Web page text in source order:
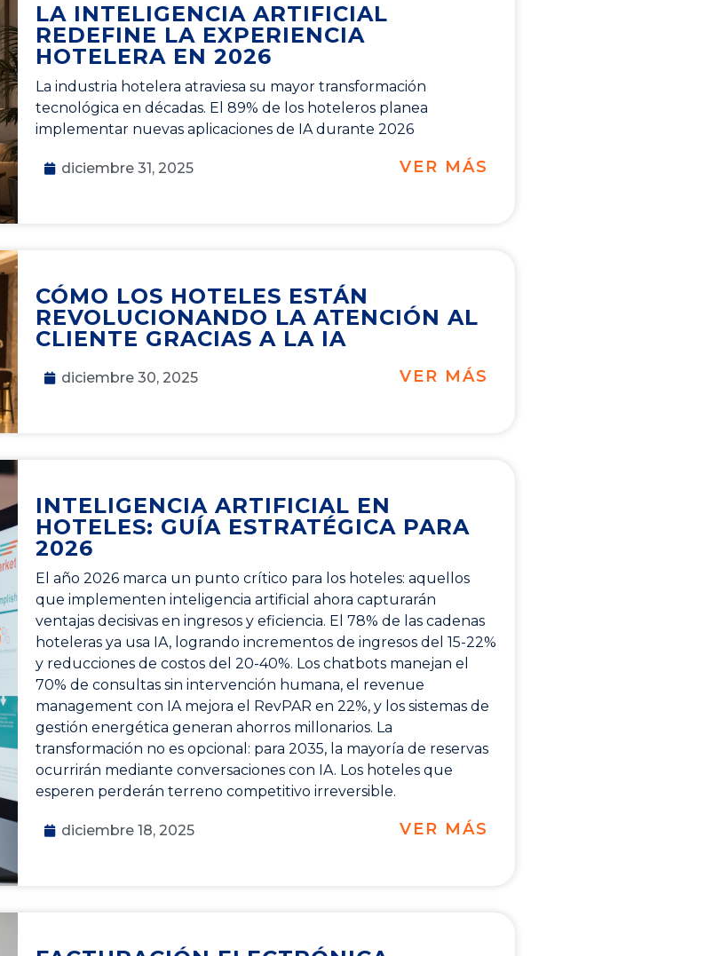
LA INTELIGENCIA ARTIFICIAL
REDEFINE LA EXPERIENCIA
HOTELERA EN 2026
La industria hotelera atraviesa su mayor transformación
tecnológica en décadas. El 89% de los hoteleros planea
implementar nuevas aplicaciones de IA durante 2026
diciembre 31, 2025 VER MÁS
CÓMO LOS HOTELES ESTÁN
REVOLUCIONANDO LA ATENCIÓN AL
CLIENTE GRACIAS A LA IA
diciembre 30, 2025 VER MÁS
INTELIGENCIA ARTIFICIAL EN
HOTELES: GUÍA ESTRATÉGICA PARA
2026
El año 2026 marca un punto crítico para los hoteles: aquellos
que implementen inteligencia artificial ahora capturarán
ventajas decisivas en ingresos y eficiencia. El 78% de las cadenas
hoteleras ya usa IA, logrando incrementos de ingresos del 15-22%
y reducciones de costos del 20-40%. Los chatbots manejan el
70% de consultas sin intervención humana, el revenue
management con IA mejora el RevPAR en 22%, y los sistemas de
gestión energética generan ahorros millonarios. La
transformación no es opcional: para 2035, la mayoría de reservas
ocurrirán mediante conversaciones con IA. Los hoteles que
esperen perderán terreno competitivo irreversible.
diciembre 18, 2025 VER MÁS